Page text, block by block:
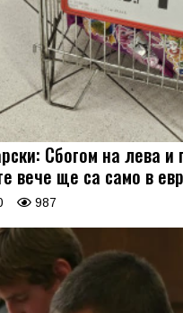
Сбогом на лева и
вече ще са само в
987